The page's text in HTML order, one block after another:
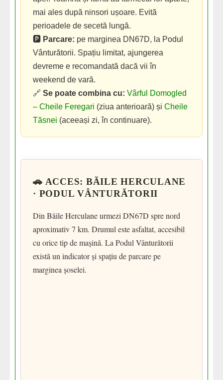
mai ales după ninsori ușoare. Evită
perioadele de secetă lungă.
🅿️ Parcare: pe marginea DN67D, la Podul
Vânturătorii. Spațiu limitat, ajungerea
devreme e recomandată dacă vii în
weekend de vară.
🔗 Se poate combina cu: Vârful Domogled
– Cheile Feregari (ziua anterioară) și Cheile
Tăsnei (aceeași zi, în continuare).
🚗 ACCES: BĂILE HERCULANE
· PODUL VÂNTURĂTORII
Din Băile Herculane urmezi DN67D spre nord
aproximativ 7 km. Drumul este asfaltat, accesibil
cu orice tip de mașină. La Podul Vânturătorii
există un indicator și spațiu de parcare pe
marginea șoselei.